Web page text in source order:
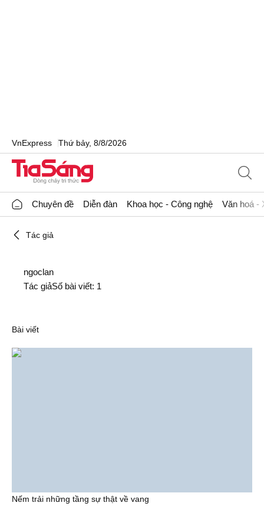
VnExpress Thứ bảy, 8/8/2026
Chuyên đề Diễn đàn Khoa học - Công nghệ Văn hoá -
Tác giả
ngoclan
Tác giảSố bài viết: 1
Bài viết
Nếm trải những tầng sự thật về vang